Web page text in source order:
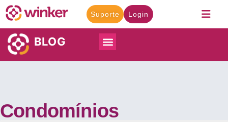
Suporte Login
BLOG
Condomínios